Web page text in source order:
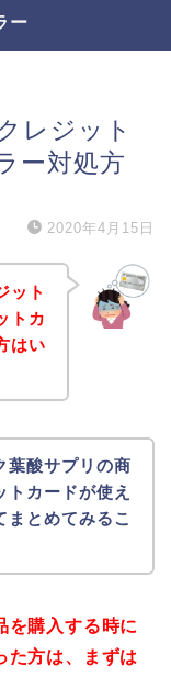
ー
レジット
ー対処方
2020年4月15日
ット
トカ
はい
葉酸サプリの商
カードが使え
まとめてみるこ
を購入する時に
た方は、まずは